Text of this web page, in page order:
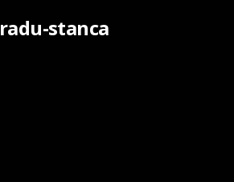
radu-stanca